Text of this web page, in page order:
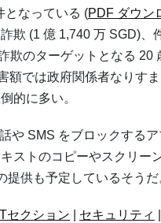
となっている (PDF ダウン
欺 (1 億 1,740 万 SGD)
欺のターゲットとなる
額では政府関係者なりす
的に多い。
や SMS をブロックするア
ストのコピーやスクリ
提供も予定しているそう
ITセクション セキュリティ